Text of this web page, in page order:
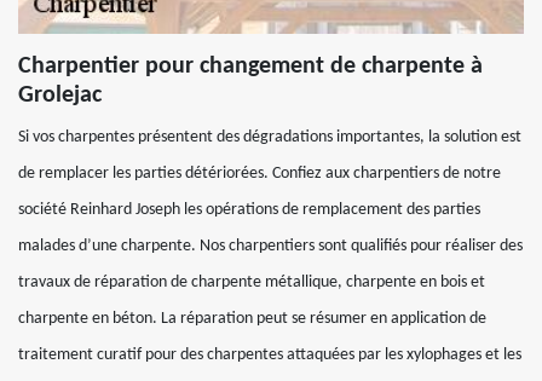
Charpentier pour changement de charpente à
Grolejac
Si vos charpentes présentent des dégradations importantes, la solution est
de remplacer les parties détériorées. Confiez aux charpentiers de notre
société Reinhard Joseph les opérations de remplacement des parties
malades d’une charpente. Nos charpentiers sont qualifiés pour réaliser des
travaux de réparation de charpente métallique, charpente en bois et
charpente en béton. La réparation peut se résumer en application de
traitement curatif pour des charpentes attaquées par les xylophages et les